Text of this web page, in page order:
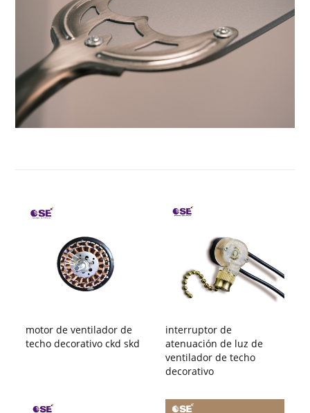
motor de ventilador de
techo decorativo ckd skd
interruptor de
atenuación de luz de
ventilador de techo
decorativo